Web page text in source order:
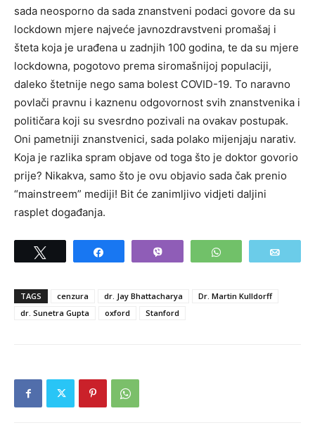
sada neosporno da sada znanstveni podaci govore da su
lockdown mjere najveće javnozdravstveni promašaj i
šteta koja je urađena u zadnjih 100 godina, te da su mjere
lockdowna, pogotovo prema siromašnijoj populaciji,
daleko štetnije nego sama bolest COVID-19. To naravno
povlači pravnu i kaznenu odgovornost svih znanstvenika i
političara koji su svesrdno pozivali na ovakav postupak.
Oni pametniji znanstvenici, sada polako mijenjaju narativ.
Koja je razlika spram objave od toga što je doktor govorio
prije? Nikakva, samo što je ovu objavio sada čak prenio
“mainstreem” mediji! Bit će zanimljivo vidjeti daljini
rasplet događanja.
WhatsApp
TAGS cenzura dr. Jay Bhattacharya
Dr. Martin Kulldorff
dr. Sunetra Gupta
oxford Stanford